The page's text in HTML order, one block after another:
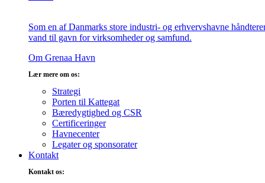
Som en af Danmarks store industri- og erhvervshavne
vand til gavn for virksomheder og samfund.
Om Grenaa Havn
Lær mere om os:
Strategi
Porten til Kattegat
Bæredygtighed og CSR
Certificeringer
Havnecenter
Legater og sponsorater
Kontakt
Kontakt os: